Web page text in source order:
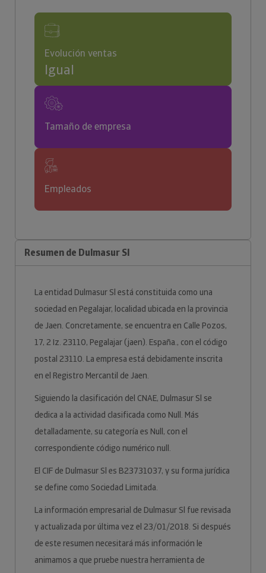
Evolución ventas
Igual
Tamaño de empresa
Empleados
Resumen de Dulmasur Sl
La entidad Dulmasur Sl está constituida como una
sociedad en Pegalajar, localidad ubicada en la provincia
de Jaen. Concretamente, se encuentra en Calle Pozos,
17, 2 Iz. 23110, Pegalajar (jaen). España., con el código
postal 23110. La empresa está debidamente inscrita
en el Registro Mercantil de Jaen.
Siguiendo la clasificación del CNAE, Dulmasur Sl se
dedica a la actividad clasificada como Null. Más
detalladamente, su categoría es Null, con el
correspondiente código numérico null.
El CIF de Dulmasur Sl es B23731037, y su forma jurídica
se define como Sociedad Limitada.
La información empresarial de Dulmasur Sl fue revisada
y actualizada por última vez el 23/01/2018. Si después
de este resumen necesitará más información le
animamos a que pruebe nuestra herramienta de